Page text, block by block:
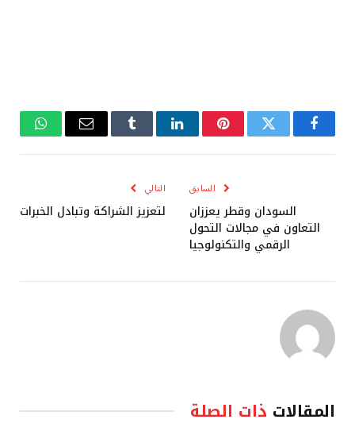
فيسبوكتويتر بينتيريستلينكدإن Tumblr البريد
السابق
السودان وقطر يعززان
التعاون في مجالات التحول
الرقمي والتكنولوجيا
التالي
لتعزيز الشراكة وتبادل الخبرات
المقالات ذات الصلة